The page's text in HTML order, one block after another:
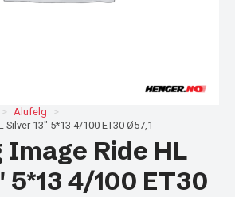
Alufelg
13″ 5*13 4/100 ET30 Ø57,1
Ride HL
5*13 4/100 ET30